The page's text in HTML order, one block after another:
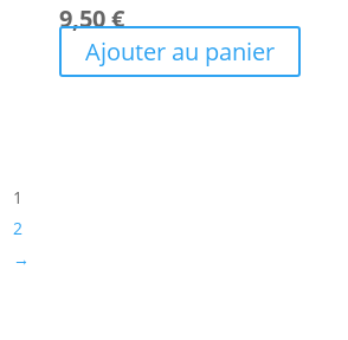
9,50€
Ajouter au panier
1
2
→